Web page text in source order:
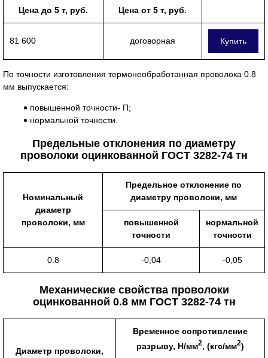
Цена до 5 т, руб. Цена от 5 т, руб.
81 600 договорная Купить
По точности изготовления термонеобработанная проволока 0.8
мм выпускается:
повышенной точности- П;
нормальной точности.
Предельные отклонения по диаметру
проволоки оцинкованной ГОСТ 3282-74 тн
Номинальный
диаметр
проволоки, мм
Предельное отклонение по
диаметру проволоки, мм
повышенной
точности
нормальной
точности
0.8 -0,04 -0,05
Механические свойства проволоки
оцинкованной 0.8 мм ГОСТ 3282-74 тн
Диаметр проволоки,
Временное сопротивление
разрыву, Н/мм2, (кгс/мм2)